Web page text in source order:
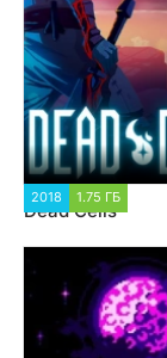
2018 1.75 ГБ
Dead Cells